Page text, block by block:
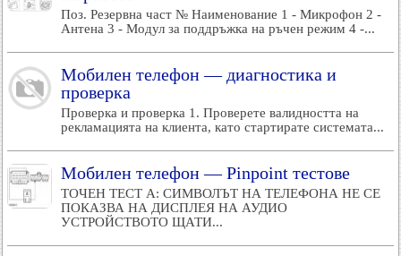
Поз. Резервна част № Наименование 1 - Микрофон 2 -
Антена 3 - Модул за поддръжка на ръчен режим 4 -...
Мобилен телефон — диагностика и
проверка
Проверка и проверка 1. Проверете валидността на
рекламацията на клиента, като стартирате системата...
Мобилен телефон — Pinpoint тестове
ТОЧЕН ТЕСТ A: СИМВОЛЪТ НА ТЕЛЕФОНА НЕ СЕ
ПОКАЗВА НА ДИСПЛЕЯ НА АУДИО
УСТРОЙСТВОТО ЩАТИ...